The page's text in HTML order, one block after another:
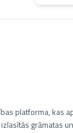
platforma, kas
grāmatas